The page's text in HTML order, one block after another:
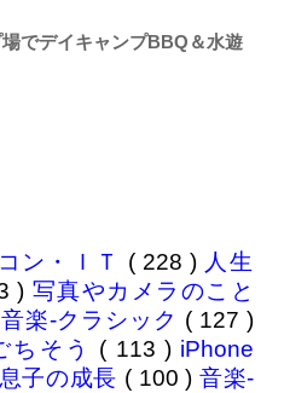
でデイキャンプBBQ＆水遊
ン・ＩＴ ( 228 ) 人生
) 写真やカメラのこと
音楽-クラシック ( 127 )
ちそう ( 113 ) iPhone
息子の成長 ( 100 )音楽-